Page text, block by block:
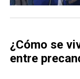
¿Cómo se
entre